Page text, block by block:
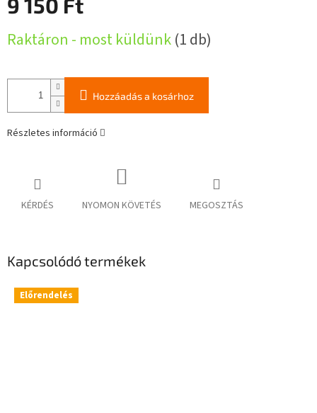
9 150 Ft
Raktáron - most küldünk(1 db)
Hozzáadás a kosárhoz
Részletes információ
KÉRDÉS NYOMON KÖVETÉS MEGOSZTÁS
Kapcsolódó termékek
Előrendelés